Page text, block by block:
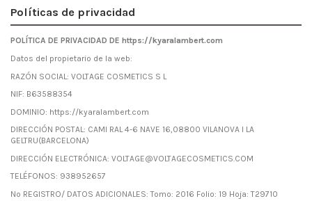
Políticas de privacidad
POLÍTICA DE PRIVACIDAD DE https://kyaralambert.com
Datos del propietario de la web:
RAZÓN SOCIAL: VOLTAGE COSMETICS S L
NIF: B63588354
DOMINIO: https://kyaralambert.com
DIRECCIÓN POSTAL: CAMI RAL 4-6 NAVE 16,08800 VILANOVA I LA
GELTRU(BARCELONA)
DIRECCIÓN ELECTRÓNICA: VOLTAGE@VOLTAGECOSMETICS.COM
TELÉFONOS: 938952657
No REGISTRO/ DATOS ADICIONALES: Tomo: 2016 Folio: 19 Hoja: T29710